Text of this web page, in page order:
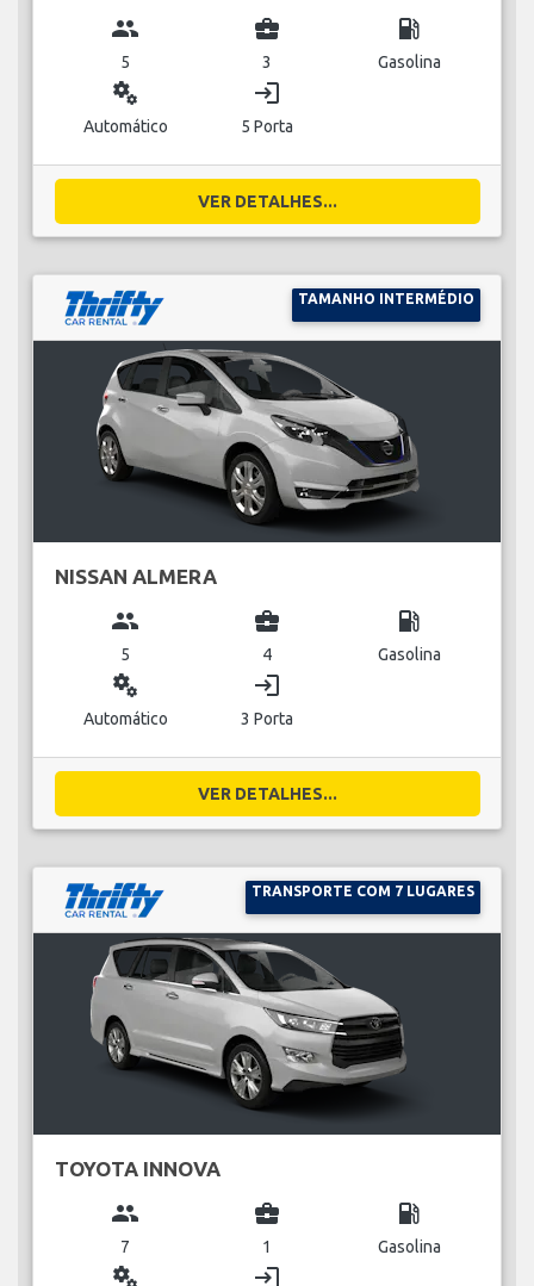
group
5
business_center
3
local_gas_station
Gasolina
miscellaneous_services
Automático
login
5 Porta
VER DETALHES...
TAMANHO INTERMÉDIO
NISSAN ALMERA
group
5
business_center
4
local_gas_station
Gasolina
miscellaneous_services
Automático
login
3 Porta
VER DETALHES...
TRANSPORTE COM 7 LUGARES
TOYOTA INNOVA
group
7
business_center
1
local_gas_station
Gasolina
miscellaneous_services login